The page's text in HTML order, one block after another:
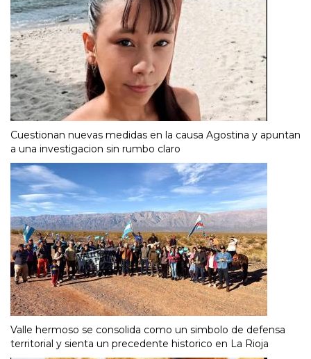
Cuestionan nuevas medidas en la causa Agostina y apuntan
a una investigacion sin rumbo claro
Valle hermoso se consolida como un simbolo de defensa
territorial y sienta un precedente historico en La Rioja